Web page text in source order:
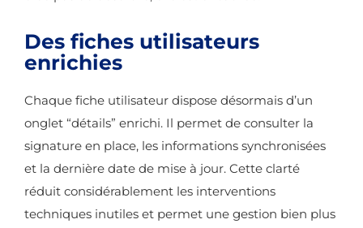
Des fiches utilisateurs
enrichies
Chaque fiche utilisateur dispose désormais d’un
onglet “détails” enrichi. Il permet de consulter la
signature en place, les informations synchronisées
et la dernière date de mise à jour. Cette clarté
réduit considérablement les interventions
techniques inutiles et permet une gestion bien plus